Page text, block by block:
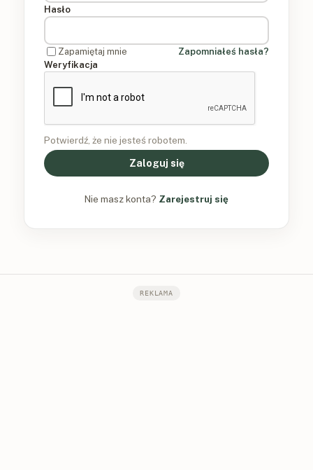
Hasło
Zapamiętaj mnie
Zapomniałeś hasła?
Weryfikacja
Potwierdź, że nie jesteś robotem.
Zaloguj się
Nie masz konta? Zarejestruj się
REKLAMA